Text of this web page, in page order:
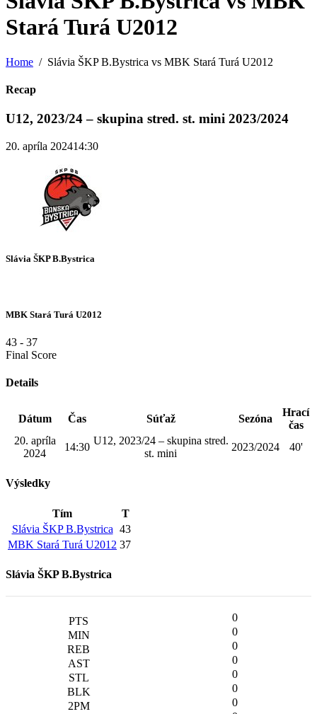
Stará Turá U2012
Home Slávia ŠKP B.Bystrica vs MBK Stará Turá U2012
Recap
U12, 2023/24 – skupina stred. st. mini 2023/2024
20. apríla 202414:30
Slávia ŠKP B.Bystrica
MBK Stará Turá U2012
43 - 37
Final Score
Details
Dátum Čas Súťaž Sezóna
Hrací
čas
20. apríla
2024
14:30
U12, 2023/24 – skupina stred.
st. mini
2023/2024 40'
Výsledky
Tím
T
Slávia ŠKP B.Bystrica 43
MBK Stará Turá U2012 37
Slávia ŠKP B.Bystrica
0
0
0
0
0
0
0